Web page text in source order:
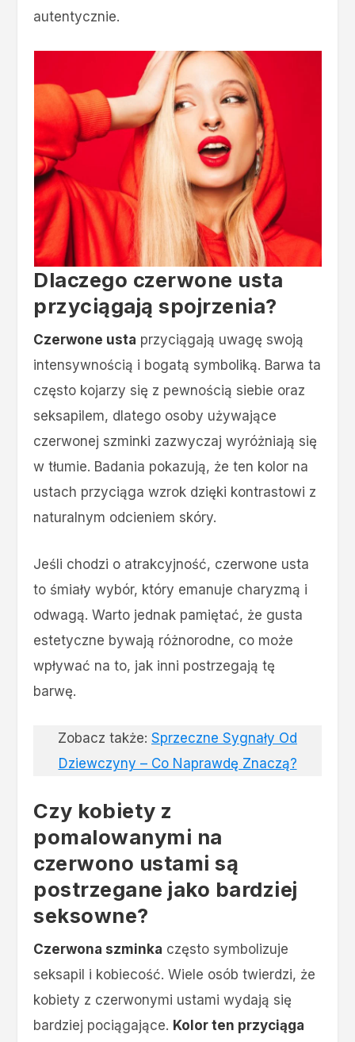
autentycznie.
Dlaczego czerwone usta
przyciągają spojrzenia?
Czerwone usta przyciągają uwagę swoją
intensywnością i bogatą symboliką. Barwa ta
często kojarzy się z pewnością siebie oraz
seksapilem, dlatego osoby używające
czerwonej szminki zazwyczaj wyróżniają się
w tłumie. Badania pokazują, że ten kolor na
ustach przyciąga wzrok dzięki kontrastowi z
naturalnym odcieniem skóry.
Jeśli chodzi o atrakcyjność, czerwone usta
to śmiały wybór, który emanuje charyzmą i
odwagą. Warto jednak pamiętać, że gusta
estetyczne bywają różnorodne, co może
wpływać na to, jak inni postrzegają tę
barwę.
Zobacz także: Sprzeczne Sygnały Od
Dziewczyny – Co Naprawdę Znaczą?
Czy kobiety z
pomalowanymi na
czerwono ustami są
postrzegane jako bardziej
seksowne?
Czerwona szminka często symbolizuje
seksapil i kobiecość. Wiele osób twierdzi, że
kobiety z czerwonymi ustami wydają się
bardziej pociągające. Kolor ten przyciąga